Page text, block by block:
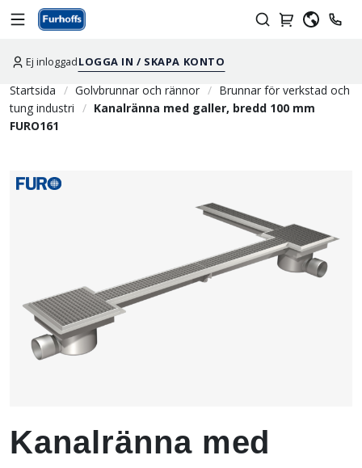
Ej inloggadLOGGA IN / SKAPA KONTO
Startsida Golvbrunnar och rännor
Brunnar för verkstad och
tung industri
Kanalränna med galler, bredd 100 mm
FURO161
Kanalränna med